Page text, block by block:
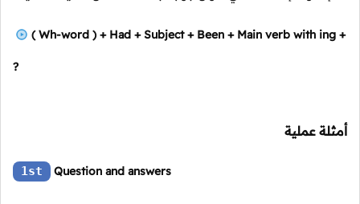
( Wh-word ) + Had + Subject + Been + Main verb with ing +
?
أمثلة عملية
1st Question and answers